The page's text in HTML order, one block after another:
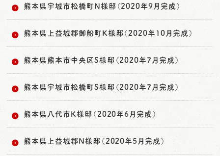
熊本県宇城市松橋町N様邸（2020年9月完成）
熊本県上益城郡御船町K様邸（2020年10月完成）
熊本県熊本市中央区S様邸（2020年7月完成）
熊本県宇城市松橋町S様邸（2020年7月完成）
熊本県八代市K様邸（2020年6月完成）
熊本県上益城郡N様邸（2020年5月完成）